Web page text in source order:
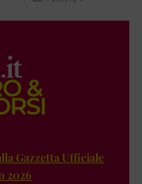
Gazzetta Ufficiale
2026